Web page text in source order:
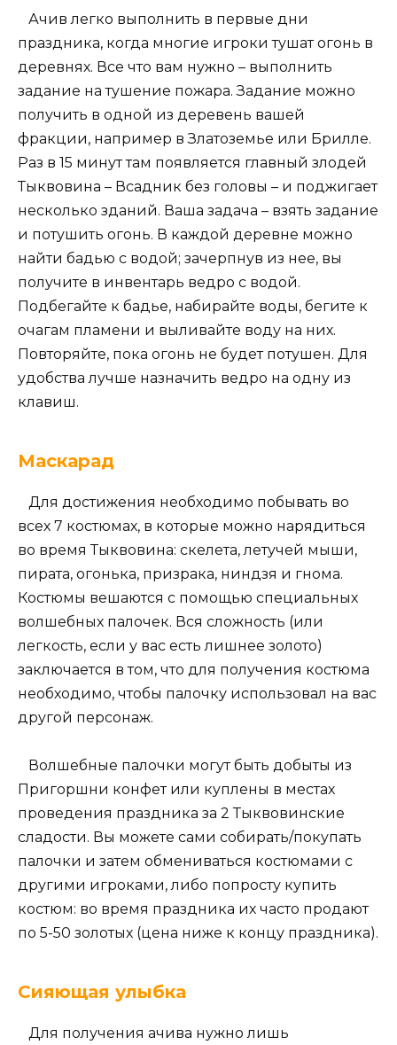
Ачив легко выполнить в первые дни
праздника, когда многие игроки тушат огонь в
деревнях. Все что вам нужно – выполнить
задание на тушение пожара. Задание можно
получить в одной из деревень вашей
фракции, например в Златоземье или Брилле.
Раз в 15 минут там появляется главный злодей
Тыквовина – Всадник без головы – и поджигает
несколько зданий. Ваша задача – взять задание
и потушить огонь. В каждой деревне можно
найти бадью с водой; зачерпнув из нее, вы
получите в инвентарь ведро с водой.
Подбегайте к бадье, набирайте воды, бегите к
очагам пламени и выливайте воду на них.
Повторяйте, пока огонь не будет потушен. Для
удобства лучше назначить ведро на одну из
клавиш.
Маскарад
Для достижения необходимо побывать во
всех 7 костюмах, в которые можно нарядиться
во время Тыквовина: скелета, летучей мыши,
пирата, огонька, призрака, ниндзя и гнома.
Костюмы вешаются с помощью специальных
волшебных палочек. Вся сложность (или
легкость, если у вас есть лишнее золото)
заключается в том, что для получения костюма
необходимо, чтобы палочку использовал на вас
другой персонаж.
Волшебные палочки могут быть добыты из
Пригоршни конфет или куплены в местах
проведения праздника за 2 Тыквовинские
сладости. Вы можете сами собирать/покупать
палочки и затем обмениваться костюмами с
другими игроками, либо попросту купить
костюм: во время праздника их часто продают
по 5-50 золотых (цена ниже к концу праздника).
Сияющая улыбка
Для получения ачива нужно лишь